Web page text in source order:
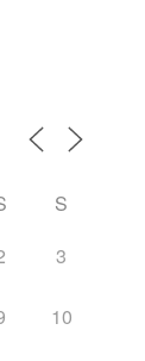
S
3
10